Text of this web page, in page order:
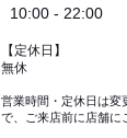
10:00 - 22:00
【定休日】
無休
営業時間・定休日は変
で、ご来店前に店舗に